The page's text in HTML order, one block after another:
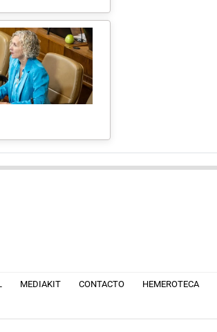
MEDIAKIT CONTACTO HEMEROTECA